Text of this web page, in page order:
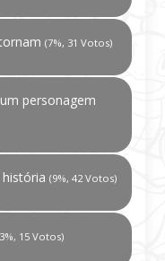
(7%, 31 Votos)
personagem
(9%, 42 Votos)
15 Votos)